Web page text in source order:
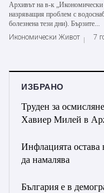
Архивът на в-к „Икономически
назряващия проблем с
болезнена тези дни). Бързите...
Икономически Живот
7
ИЗБРАНО
Труден за
Хавиер Милей в
Инфлацията остава
да намалява
България е в